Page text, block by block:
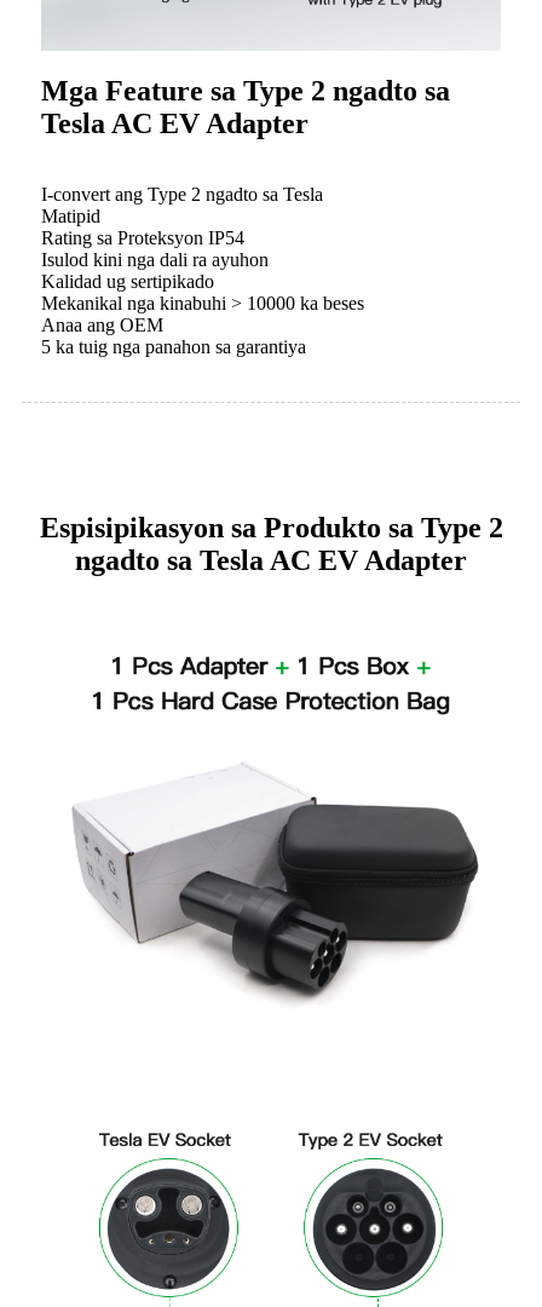
Mga Feature sa Type 2 ngadto sa
Tesla AC EV Adapter
I-convert ang Type 2 ngadto sa Tesla
Matipid
Rating sa Proteksyon IP54
Isulod kini nga dali ra ayuhon
Kalidad ug sertipikado
Mekanikal nga kinabuhi > 10000 ka beses
Anaa ang OEM
5 ka tuig nga panahon sa garantiya
Espisipikasyon sa Produkto sa Type 2
ngadto sa Tesla AC EV Adapter